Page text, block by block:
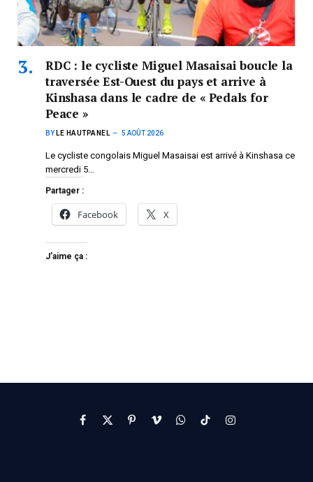
RDC : le cycliste Miguel Masaisai boucle la
traversée Est-Ouest du pays et arrive à
Kinshasa dans le cadre de « Pedals for
Peace »
BY LE HAUTPANEL 5 AOÛT 2026
Le cycliste congolais Miguel Masaisai est arrivé à Kinshasa ce
mercredi 5…
Partager :
Facebook X
J’aime ça :
Facebook
X
PinterestVimeoWhatsApp
TikTokInstagram